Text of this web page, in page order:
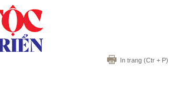
In trang (Ctr + P)